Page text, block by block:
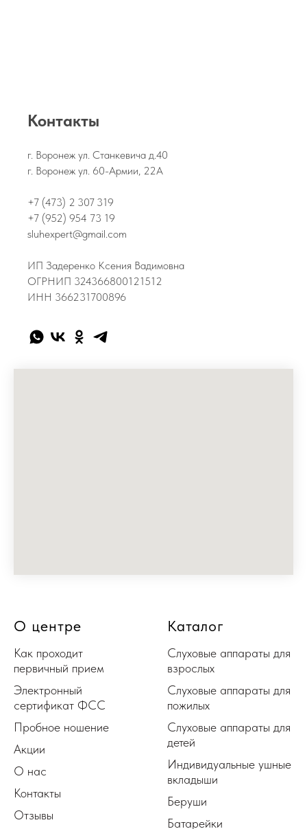
Контакты
г. Воронеж ул. Станкевича д.40
г. Воронеж ул. 60-Армии, 22А
+7 (473) 2 307 319
+7 (952) 954 73 19
sluhexpert@gmail.com
ИП Задеренко Ксения Вадимовна
ОГРНИП 324366800121512
ИНН 366231700896
О центре
Как проходит
первичный прием
Электронный
сертификат ФСС
Пробное ношение
Акции
О нас
Контакты
Отзывы
Каталог
Слуховые аппараты для
взрослых
Слуховые аппараты для
пожилых
Слуховые аппараты для
детей
Индивидуальные ушные
вкладыши
Беруши
Батарейки